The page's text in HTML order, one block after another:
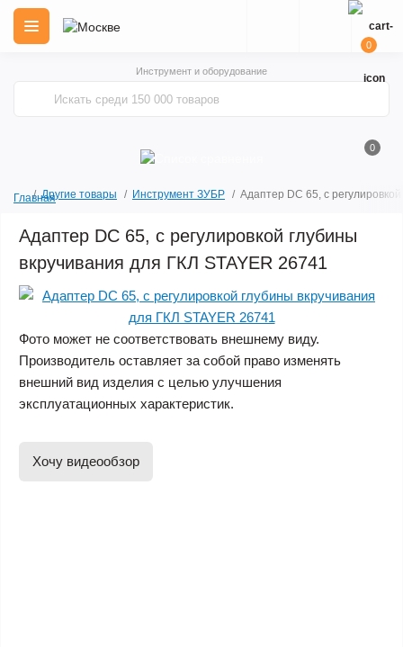
Инструмент и оборудование
0
0
ГлавнаяДругие товары Инструмент ЗУБР Адаптер DC 65, с
Адаптер DC 65, с регулировкой глубины
вкручивания для ГКЛ STAYER 26741
Фото может не соответствовать внешнему виду.
Производитель оставляет за собой право изменять
внешний вид изделия с целью улучшения
эксплуатационных характеристик.
Хочу видеообзор